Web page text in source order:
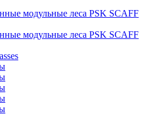
модульные леса PSK SCAFF
модульные леса PSK SCAFF